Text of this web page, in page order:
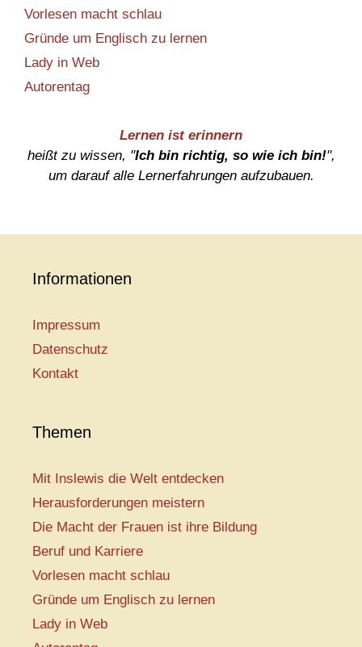
Vorlesen macht schlau
Gründe um Englisch zu lernen
Lady in Web
Autorentag
Lernen ist erinnern
heißt zu wissen, "Ich bin richtig, so wie ich bin!",
um darauf alle Lernerfahrungen aufzubauen.
Informationen
Impressum
Datenschutz
Kontakt
Themen
Mit Inslewis die Welt entdecken
Herausforderungen meistern
Die Macht der Frauen ist ihre Bildung
Beruf und Karriere
Vorlesen macht schlau
Gründe um Englisch zu lernen
Lady in Web